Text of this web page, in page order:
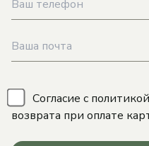
Согласие с
возврата при оплате